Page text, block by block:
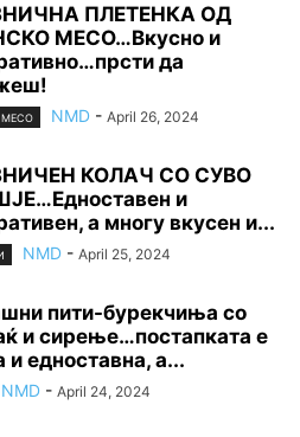
ПЛЕТЕНКА ОД
МЕСО…Вкусно и
да
МЕСО NMD - April 26, 2024
КОЛАЧ СО СУВО
и
а многу вкусен и...
NMD - April 25, 2024
пити-бурекчиња со
и сирење…постапката е
и едноставна, а...
NMD - April 24, 2024